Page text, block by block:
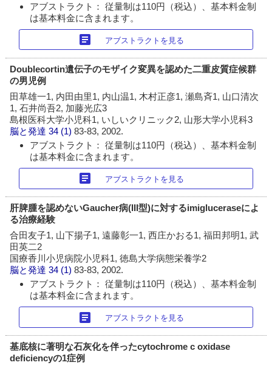
アブストラクト： 従量制は110円（税込）、基本料金制
は基本料金に含まれます。
article アブストラクトを見る
Doublecortin遺伝子のモザイク変異を認めた二重皮質症候群
の男児例
田草雄一1, 内田由里1, 内山温1, 木村正彦1, 瀬島斉1, 山口清次
1, 石井尚吾2, 加藤光広3
島根医科大学小児科1, いしいクリニック2, 山形大学小児科3
脳と発達 34 (1)83-83, 2002.
アブストラクト： 従量制は110円（税込）、基本料金制
は基本料金に含まれます。
article アブストラクトを見る
肝脾腫を認めないGaucher病(III型)に対するimigluceraseによ
る治療経験
合田友子1, 山下揚子1, 遠藤彰一1, 西庄かおる1, 福田邦明1, 武
田英二2
国療香川小児病院小児科1, 徳島大学病態栄養学2
脳と発達 34 (1)83-83, 2002.
アブストラクト： 従量制は110円（税込）、基本料金制
は基本料金に含まれます。
article アブストラクトを見る
基底核に著明な石灰化を伴ったcytochrome c oxidase
deficiencyの1症例